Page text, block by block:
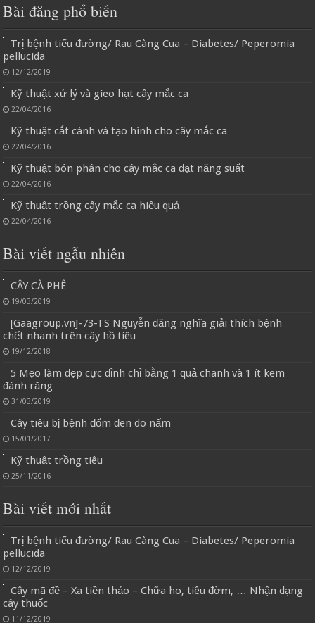
Bài đăng phổ biến
Trị bệnh tiểu đường/ Rau Càng Cua – Diabetes/ Peperomia
pellucida
12/12/2019
Kỹ thuật xử lý và gieo hạt cây mắc ca
22/04/2016
Kỹ thuật cắt cành và tạo hình cho cây mắc ca
22/04/2016
Kỹ thuật bón phân cho cây mắc ca đạt năng suất
22/04/2016
Kỹ thuật trồng cây mắc ca hiệu quả
22/04/2016
Bài viết ngẫu nhiên
CÂY CÀ PHÊ
19/03/2019
[Gaagroup.vn]-73-TS Nguyễn đăng nghĩa giải thích bệnh
chết nhanh trên cây hồ tiêu
19/12/2018
5 Mẹo làm đẹp cực đỉnh chỉ bằng 1 quả chanh và 1 ít kem
đánh răng
31/03/2019
Cây tiêu bị bệnh đốm đen do nấm
15/01/2017
Kỹ thuật trồng tiêu
25/11/2016
Bài viết mới nhất
Trị bệnh tiểu đường/ Rau Càng Cua – Diabetes/ Peperomia
pellucida
12/12/2019
Cây mã đề – Xa tiền thảo – Chữa ho, tiêu đờm, … Nhận dạng
cây thuốc
11/12/2019